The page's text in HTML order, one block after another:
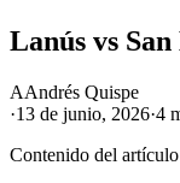
Lanús vs
AAndrés Quispe
·13 de junio, 2026·4
Contenido del artículo